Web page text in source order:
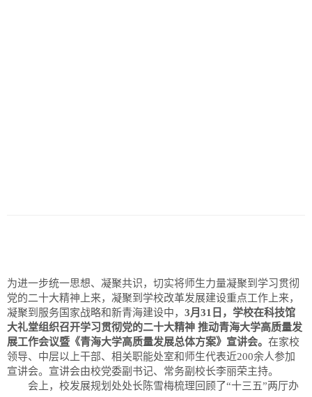
为进一步统一思想、凝聚共识，切实将师生力量凝聚到学习贯彻
党的二十大精神上来，凝聚到学校改革发展建设重点工作上来，
凝聚到服务国家战略和新青海建设中， 3月31日，学校在科技馆
大礼堂组织召开学习贯彻党的二十大精神 推动青海大学高质量发
展工作会议暨《青海大学高质量发展总体方案》宣讲会。 在家校
领导、中层以上干部、相关职能处室和师生代表近200余人参加
宣讲会。宣讲会由校党委副书记、常务副校长李丽荣主持。
会上，校发展规划处处长陈雪梅梳理回顾了“十三五”两厅办